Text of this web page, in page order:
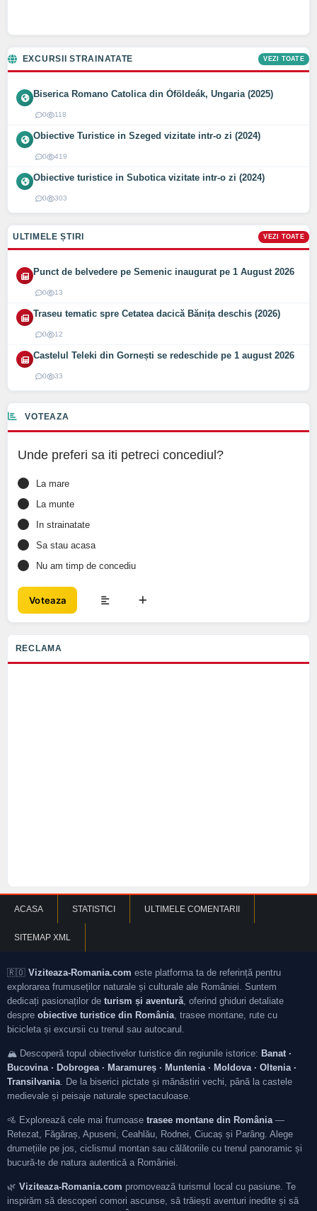
EXCURSII STRAINATATE VEZI TOATE
Biserica Romano Catolica din Óföldeák, Ungaria (2025)
0 118
Obiective Turistice in Szeged vizitate intr-o zi (2024)
0 419
Obiective turistice in Subotica vizitate intr-o zi (2024)
0 303
ULTIMELE ȘTIRI VEZI TOATE
Punct de belvedere pe Semenic inaugurat pe 1 August 2026
0 13
Traseu tematic spre Cetatea dacică Bănița deschis (2026)
0 12
Castelul Teleki din Gornești se redeschide pe 1 august 2026
0 33
VOTEAZA
Unde preferi sa iti petreci concediul?
La mare
La munte
In strainatate
Sa stau acasa
Nu am timp de concediu
Voteaza
RECLAMA
ACASA STATISTICI ULTIMELE COMENTARII
SITEMAP XML
🇷🇴 Viziteaza-Romania.com este platforma ta de referință pentru
explorarea frumuseților naturale și culturale ale României. Suntem
dedicați pasionaților de turism și aventură, oferind ghiduri detaliate
despre obiective turistice din România, trasee montane, rute cu
bicicleta și excursii cu trenul sau autocarul.
🏔️ Descoperă topul obiectivelor turistice din regiunile istorice: Banat ·
Bucovina · Dobrogea · Maramureș · Muntenia · Moldova · Oltenia ·
Transilvania. De la biserici pictate și mănăstiri vechi, până la castele
medievale și peisaje naturale spectaculoase.
🚵 Explorează cele mai frumoase trasee montane din România—
Retezat, Făgăraș, Apuseni, Ceahlău, Rodnei, Ciucaș și Parâng. Alege
drumețiile pe jos, ciclismul montan sau călătoriile cu trenul panoramic și
bucură-te de natura autentică a României.
🌿 Viziteaza-Romania.com promovează turismul local cu pasiune. Te
inspirăm să descoperi comori ascunse, să trăiești aventuri inedite și să